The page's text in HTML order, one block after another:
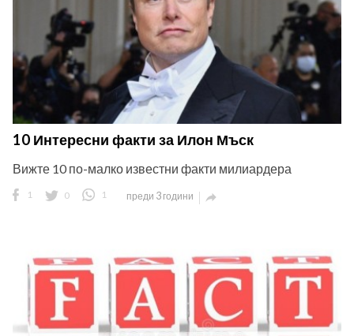
10 Интересни факти за Илон Мъск
Вижте 10 по-малко известни факти милиардера
1 0 1 преди 3 години 